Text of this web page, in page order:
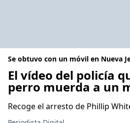
Se obtuvo con un móvil en Nueva
El vídeo del policía
perro muerda a un
Recoge el arresto de Phillip